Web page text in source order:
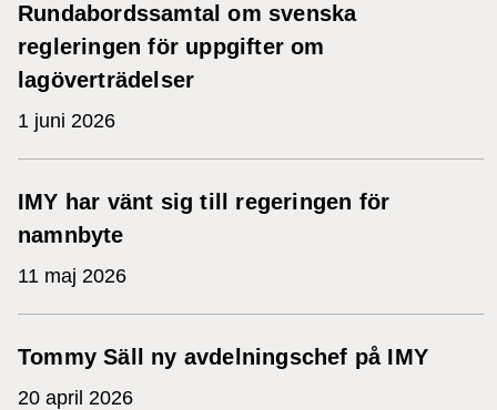
Rundabordssamtal om svenska
regleringen för uppgifter om
lagöverträdelser
1 juni 2026
IMY har vänt sig till regeringen för
namnbyte
11 maj 2026
Tommy Säll ny avdelningschef på IMY
20 april 2026